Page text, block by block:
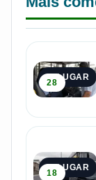
1º LUGAR
28
2º LUGAR
18